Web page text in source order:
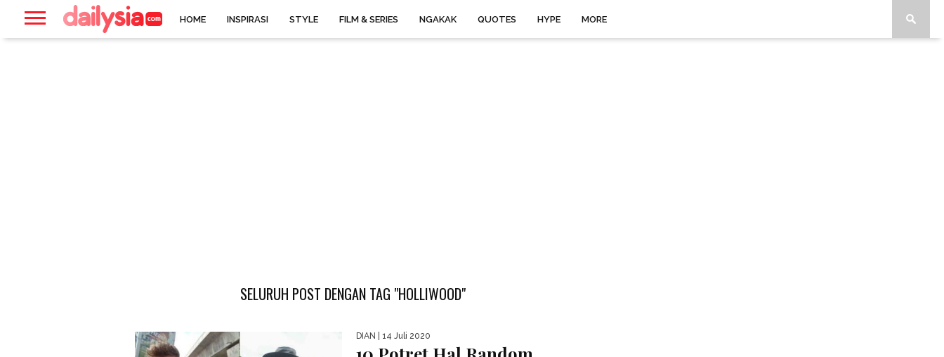
HOME INSPIRASI STYLE FILM & SERIES NGAKAK QUOTES HYPE MORE
SELURUH POST DENGAN TAG "HOLLIWOOD"
DIAN | 14 Juli 2020